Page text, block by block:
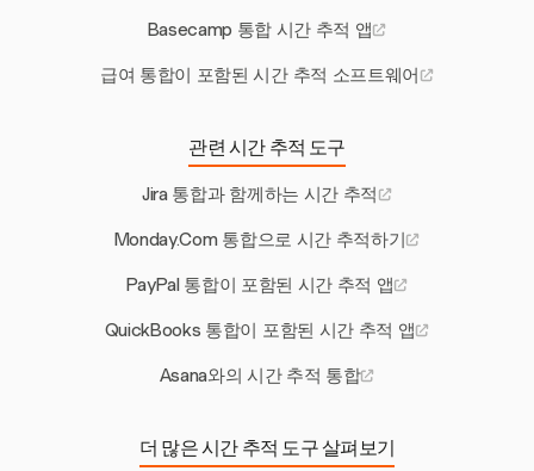
Basecamp 통합 시간 추적 앱
급여 통합이 포함된 시간 추적 소프트웨어
관련 시간 추적 도구
Jira 통합과 함께하는 시간 추적
Monday.Com 통합으로 시간 추적하기
PayPal 통합이 포함된 시간 추적 앱
QuickBooks 통합이 포함된 시간 추적 앱
Asana와의 시간 추적 통합
더 많은 시간 추적 도구 살펴보기